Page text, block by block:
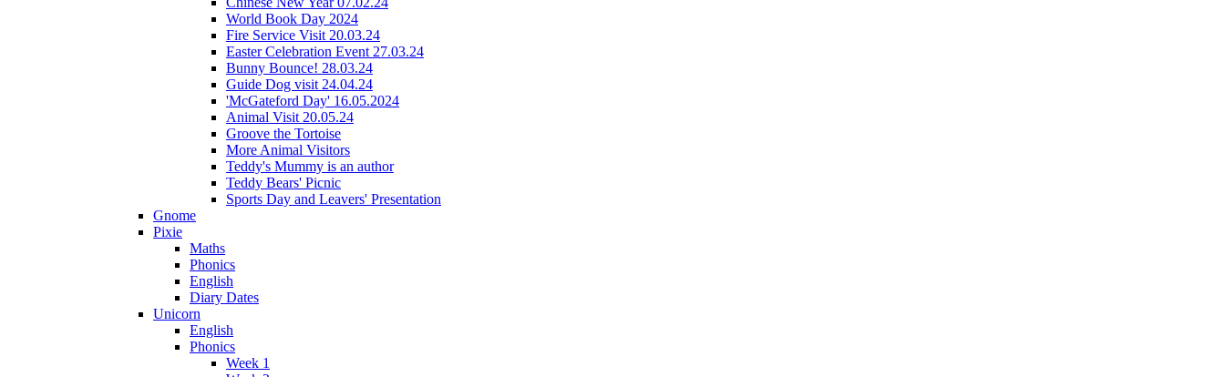
World Book Day 2024
Fire Service Visit 20.03.24
Easter Celebration Event 27.03.24
Bunny Bounce! 28.03.24
Guide Dog visit 24.04.24
'McGateford Day' 16.05.2024
Animal Visit 20.05.24
Groove the Tortoise
More Animal Visitors
Teddy's Mummy is an author
Teddy Bears' Picnic
Sports Day and Leavers' Presentation
Gnome
Pixie
Maths
Phonics
English
Diary Dates
Unicorn
English
Phonics
Week 1